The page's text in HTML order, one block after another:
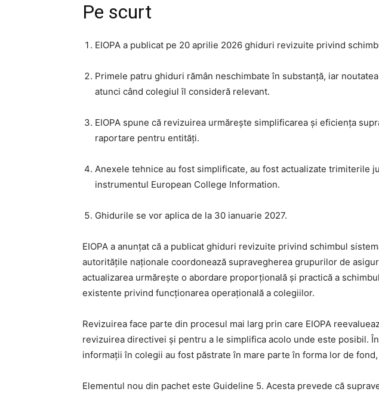
Pe scurt
EIOPA a publicat pe 20 aprilie 2026 ghiduri revizuite privind
Primele patru ghiduri rămân neschimbate în substanță, iar
atunci când colegiul îl consideră relevant.
EIOPA spune că revizuirea urmărește simplificarea și eficiența
raportare pentru entități.
Anexele tehnice au fost simplificate, au fost actualizate trimiterile
instrumentul European College Information.
Ghidurile se vor aplica de la 30 ianuarie 2027.
EIOPA a anunțat că a publicat ghiduri revizuite privind schimbul
autoritățile naționale coordonează supravegherea grupurilor de
actualizarea urmărește o abordare proporțională și practică a
existente privind funcționarea operațională a colegiilor.
Revizuirea face parte din procesul mai larg prin care EIOPA
revizuirea directivei și pentru a le simplifica acolo unde este posibil.
informații în colegii au fost păstrate în mare parte în forma lor de
Elementul nou din pachet este Guideline 5. Acesta prevede că